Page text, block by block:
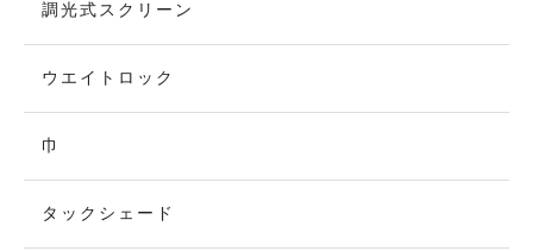
調光式スクリーン
ウエイトロック
巾
タックシェード